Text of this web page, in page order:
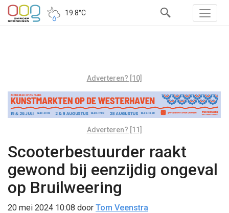
19.8°C
Adverteren? [10]
Adverteren? [11]
Scooterbestuurder raakt
gewond bij eenzijdig ongeval
op Bruilweering
20 mei 2024 10:08 door Tom Veenstra